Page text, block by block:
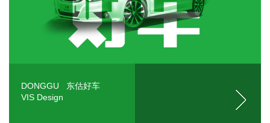
DONGGU 东估好车
VIS Design